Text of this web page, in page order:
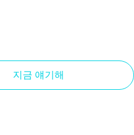
지금 얘기해